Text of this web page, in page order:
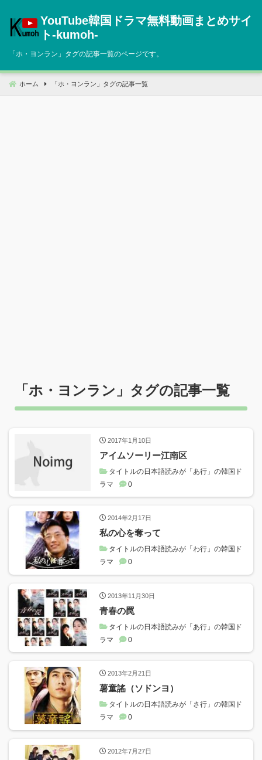
へ
動
YouTube韓国ドラマ無料動画まとめサイ
ト‐kumoh‐
「ホ・ヨンラン 」タグの記事一覧のページです。
ホーム 「 ホ・ヨンラン 」タグの記事一覧
「ホ・ヨンラン 」タグの記事一覧
2017年1月10日
アイムソーリー江南区
タイトルの日本語読みが「あ行」の韓国ド
ラマ
0
2014年2月17日
私の心を奪って
タイトルの日本語読みが「わ行」の韓国ド
ラマ
0
2013年11月30日
青春の罠
タイトルの日本語読みが「あ行」の韓国ド
ラマ
0
2013年2月21日
薯童謠（ソドンヨ）
タイトルの日本語読みが「さ行」の韓国ド
ラマ
0
2012年7月27日